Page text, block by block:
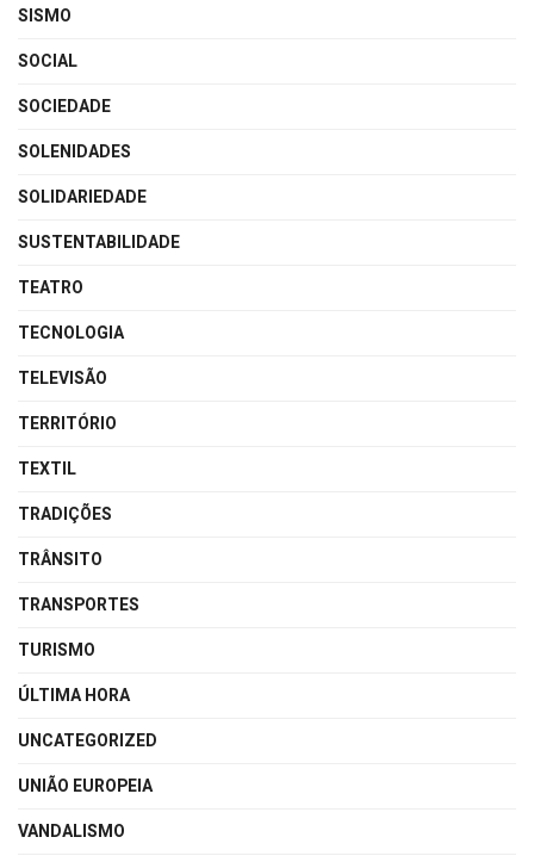
SISMO
SOCIAL
SOCIEDADE
SOLENIDADES
SOLIDARIEDADE
SUSTENTABILIDADE
TEATRO
TECNOLOGIA
TELEVISÃO
TERRITÓRIO
TEXTIL
TRADIÇÕES
TRÂNSITO
TRANSPORTES
TURISMO
ÚLTIMA HORA
UNCATEGORIZED
UNIÃO EUROPEIA
VANDALISMO